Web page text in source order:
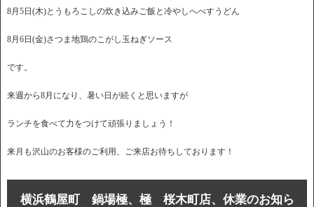
8月5日(木)とうもろこしの炊き込みご飯と冷やしへべすうどん
8月6日(金)さつま地鶏のこがし玉ねぎソース
です。
来週から8月になり、暑い日が続くと思いますが
ランチを食べて力をつけて頑張りましょう！
来月も沢山のお客様のご利用、ご来店お待ちしております！
横浜鶴屋町 鍋場極、極 桜木町店、休業のお知ら